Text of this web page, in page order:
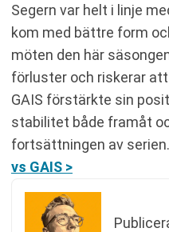
Segern var helt i linje
kom med bättre form
möten den här
förluster och riskerar
GAIS förstärkte sin
stabilitet både framåt
fortsättningen av serien.
vs GAIS >